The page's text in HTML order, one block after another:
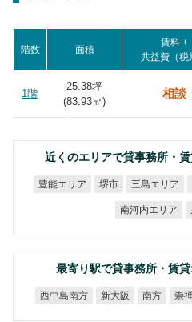
階数 面積
賃料 +
共益費（税
1階
25.38坪
(83.93㎡)
相談
近くのエリアで貸事務所・
豊能エリア 堺市 三島エリア
南河内エリア
最寄り駅で貸事務所・賃
西中島南方 新大阪 南方 崇